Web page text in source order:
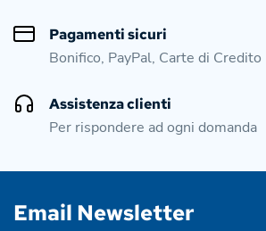
Pagamenti sicuri
Bonifico, PayPal, Carte di Credito
Assistenza clienti
Per rispondere ad ogni domanda
Email Newsletter